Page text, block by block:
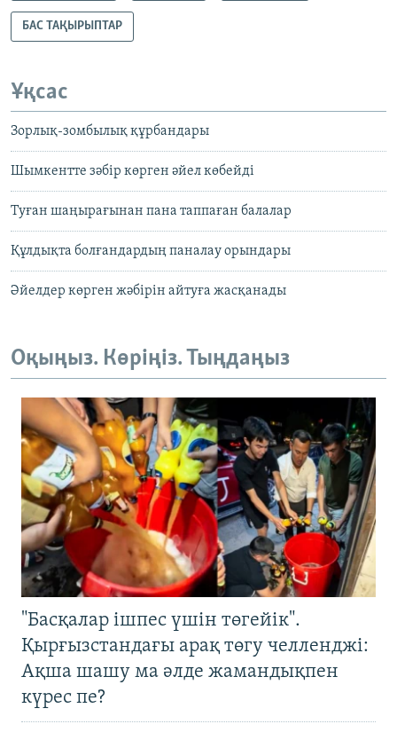
БАС ТАҚЫРЫПТАР
Ұқсас
Зорлық-зомбылық құрбандары
Шымкентте зәбір көрген әйел көбейді
Туған шаңырағынан пана таппаған балалар
Құлдықта болғандардың паналау орындары
Әйелдер көрген жәбірін айтуға жасқанады
Оқыңыз. Көріңіз. Тыңдаңыз
"Басқалар ішпес үшін төгейік".
Қырғызстандағы арақ төгу челленджі:
Ақша шашу ма әлде жамандықпен
күрес пе?